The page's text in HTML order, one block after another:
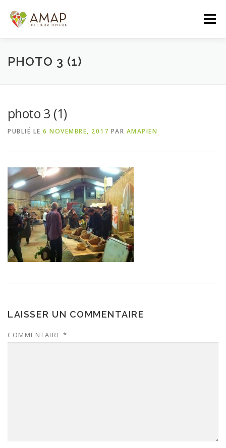
contenu
Menu
ACCUEIL L’AMAP
PANIER DE LA SEMAINE
PHOTO 3 (1)
photo 3 (1)
PUBLIÉ LE 6 NOVEMBRE, 2017 PAR AMAPIEN
LAISSER UN COMMENTAIRE
COMMENTAIRE *